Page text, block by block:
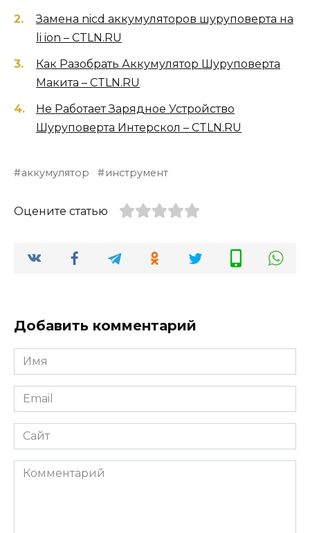
Замена nicd аккумуляторов шуруповерта на
li ion – CTLN.RU
Как Разобрать Аккумулятор Шуруповерта
Макита – CTLN.RU
Не Работает Зарядное Устройство
Шуруповерта Интерскол – CTLN.RU
аккумулятор инструмент
Оцените статью
Добавить комментарий
Имя
*
Email
*
Сайт
Комментарий